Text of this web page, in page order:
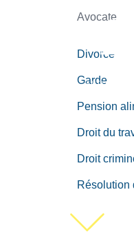
Avocate
Divorce
Garde
Pension
Droit du
Droit
Résolution